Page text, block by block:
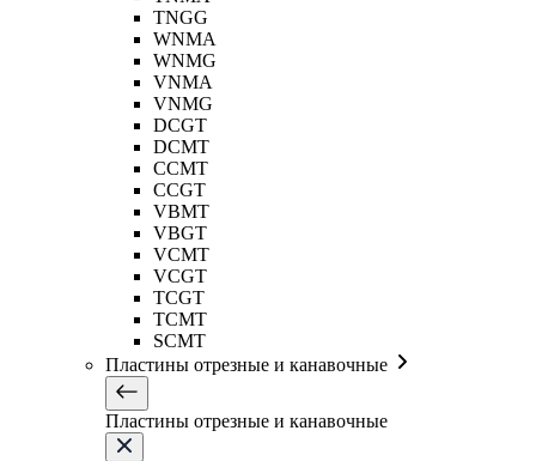
TNGG
WNMA
WNMG
VNMA
VNMG
DCGT
DCMT
CCMT
CCGT
VBMT
VBGT
VCMT
VCGT
TCGT
TCMT
SCMT
Пластины отрезные и канавочные
Пластины отрезные и канавочные